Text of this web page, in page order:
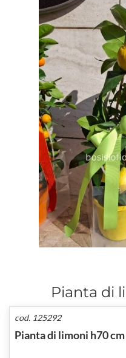
Pianta di
cod. 125292
Pianta di limoni h70 cm